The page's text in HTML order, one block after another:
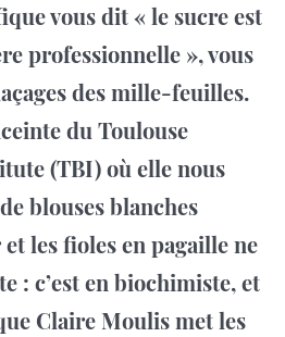
vous dit « le sucre est
professionnelle », vous
des mille-feuilles.
du Toulouse
(TBI) où elle nous
blouses blanches
les fioles en pagaille ne
: c’est en biochimiste, et
Claire Moulis met les